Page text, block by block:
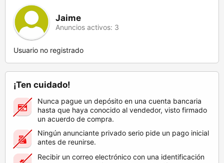
Jaime
Anuncios activos: 3
Usuario no registrado
¡Ten cuidado!
Nunca pague un depósito en una cuenta bancaria
hasta que haya conocido al vendedor, visto firmado
un acuerdo de compra.
Ningún anunciante privado serio pide un pago inicial
antes de reunirse.
Recibir un correo electrónico con una identificación